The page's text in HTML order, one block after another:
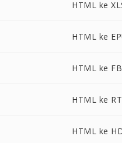
HTML ke
HTML ke
HTML ke
HTML ke
HTML ke